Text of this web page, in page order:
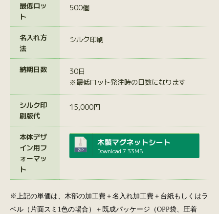
最低ロッ
ト
500個
名入れ方
法
シルク印刷
納期日数
30日
※最低ロット発注時の日数になります
シルク印
刷版代
15,000円
本体デザ
イン用フ
ォーマッ
ト
木製マグネットシート
Download 7.33MB
※上記の単価は、木部の加工費＋名入れ加工費＋台紙もしくはラ
ベル（片面スミ1色の場合）＋既成パッケージ（OPP袋、圧着